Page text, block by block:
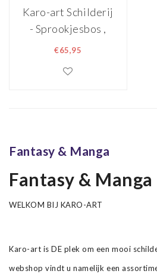
Karo-art Schilderij
- Sprookjesbos ,
Groen Paars , 3
Wanddecoratie
€65,95
Fantasy & Manga
Fantasy & Manga
WELKOM BIJ KARO-ART
Karo-art is DE plek om een mooi
webshop vindt u namelijk een